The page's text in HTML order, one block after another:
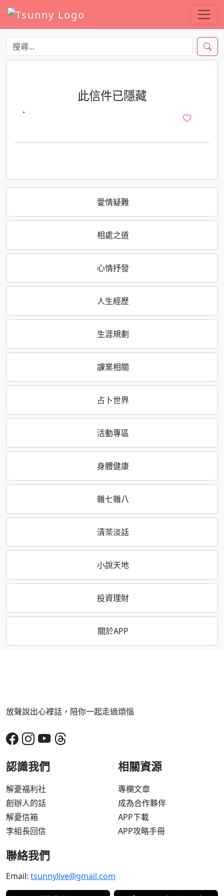
愛情疑難
相處之道
心情抒發
人生經歷
生涯規劃
課業相關
占卜世界
活動專區
身體健康
雜七雜八
清茶淡話
小說天地
投資理財
關於APP
此信件已隱藏
·
放聲說出心裡話，陪你一起走過煩惱
認識我們
解憂福利社
創辦人的話
解憂信箱
李組長回信
相關資源
專欄文章
成為合作夥伴
APP下載
APP攻略手冊
聯絡我們
Email: tsunnylive@gmail.com